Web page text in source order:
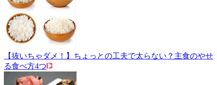
【抜いちゃダメ！】ちょっとの工夫で太らない？主食のやせ
る食べ方4つ